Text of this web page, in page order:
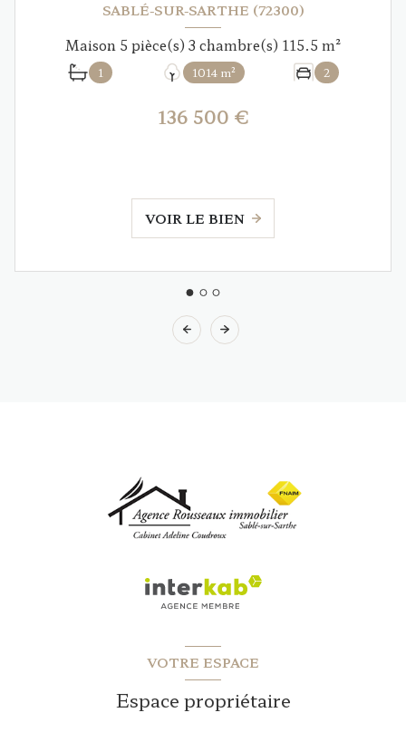
SABLÉ-SUR-SARTHE (72300)
Maison 5 pièce(s) 3 chambre(s) 115.5 m²
1 1014 m² 2
136 500 €
VOIR LE BIEN
VOTRE ESPACE
Espace propriétaire